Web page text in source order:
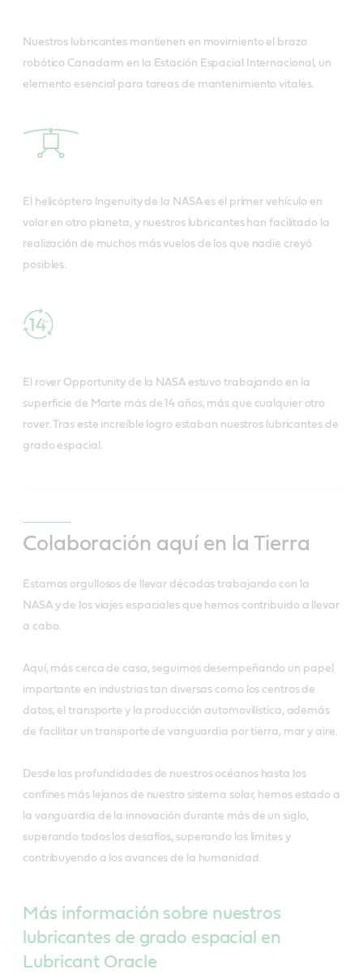
Nuestros lubricantes mantienen en movimiento el brazo
robótico Canadarm en la Estación Espacial Internacional, un
elemento esencial para tareas de mantenimiento vitales.
El helicóptero Ingenuity de la NASA es el primer vehículo en
volar en otro planeta, y nuestros lubricantes han facilitado la
realización de muchos más vuelos de los que nadie creyó
posibles.
El rover Opportunity de la NASA estuvo trabajando en la
superficie de Marte más de 14 años, más que cualquier otro
rover. Tras este increíble logro estaban nuestros lubricantes de
grado espacial.
Colaboración aquí en la Tierra
Estamos orgullosos de llevar décadas trabajando con la
NASA y de los viajes espaciales que hemos contribuido a llevar
a cabo.
Aquí, más cerca de casa, seguimos desempeñando un papel
importante en industrias tan diversas como los centros de
datos, el transporte y la producción automovilística, además
de facilitar un transporte de vanguardia por tierra, mar y aire.
Desde las profundidades de nuestros océanos hasta los
confines más lejanos de nuestro sistema solar, hemos estado a
la vanguardia de la innovación durante más de un siglo,
superando todos los desafíos, superando los límites y
contribuyendo a los avances de la humanidad.
Más información sobre nuestros
lubricantes de grado espacial en
Lubricant Oracle